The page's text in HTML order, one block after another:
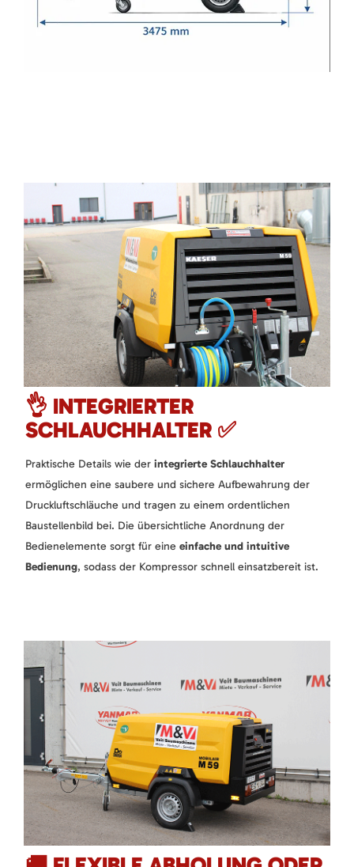
👌 INTEGRIERTER
SCHLAUCHHALTER ✅
Praktische Details wie der integrierte Schlauchhalter
ermöglichen eine saubere und sichere Aufbewahrung der
Druckluftschläuche und tragen zu einem ordentlichen
Baustellenbild bei. Die übersichtliche Anordnung der
Bedienelemente sorgt für eine einfache und intuitive
Bedienung, sodass der Kompressor schnell einsatzbereit ist.